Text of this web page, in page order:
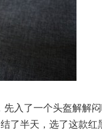
入了一个头盔解解闷
了半天，选了这款红